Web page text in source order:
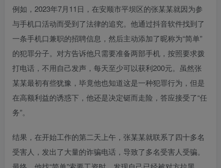
例如，2023年7月11日，在安顺市平坝区的张某某就因为参
与手机口活动而受到了法律的追究。他通过抖音软件找到了
一条手机口兼职的招聘信息，然后主动添加了昵称为“简单”
的犯罪分子。对方告诉他只需要准备两部手机，按照要求拨
打电话，不用自己发声，每天至少可以获利200元。虽然张
某某最初有些犹豫，毕竟他也知道这是一种犯罪行为，但是
在高额利益的诱惑下，他还是决定铤而走险，答应接受了“任
务”。
结果，在开始工作的第二天上午，张某某就联系了四十多名
受害人，发出了大量的诈骗电话，导致了多名受害人受骗。